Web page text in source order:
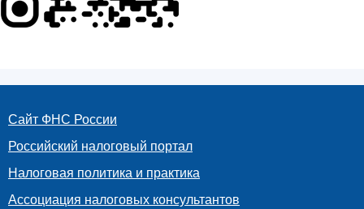
Сайт ФНС России
Российский налоговый портал
Налоговая политика и практика
Ассоциация налоговых консультантов